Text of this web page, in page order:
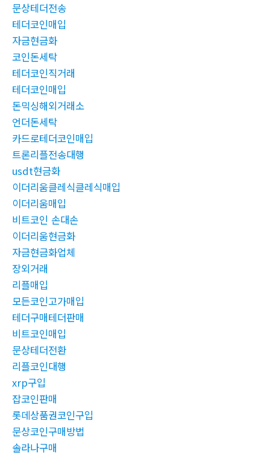
문상테더전송
테더코인매입
자금현금화
코인돈세탁
테더코인직거래
테더코인매입
돈믹싱해외거래소
언더돈세탁
카드로테더코인매입
트론리플전송대행
usdt현금화
이더리움클레식클레식매입
이더리움매입
비트코인 손대손
이더리움현금화
자금현금화업체
장외거래
리플매입
모든코인고가매입
테더구매테더판매
비트코인매입
문상테더전환
리플코인대행
xrp구입
잡코인판매
롯데상품권코인구입
문상코인구매방법
솔라나구매